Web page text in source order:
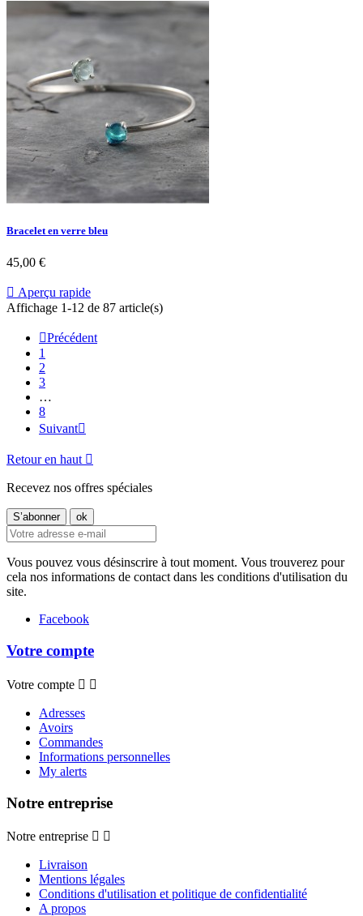
Bracelet en verre bleu
45,00 €
 Aperçu rapide
Affichage 1-12 de 87 article(s)
Précédent
1
2
3
…
8
Suivant
Retour en haut 
Recevez nos offres spéciales
Vous pouvez vous désinscrire à tout moment. Vous trouverez pour
cela nos informations de contact dans les conditions d'utilisation du
site.
Facebook
Votre compte
Votre compte  
Adresses
Avoirs
Commandes
Informations personnelles
My alerts
Notre entreprise
Notre entreprise  
Livraison
Mentions légales
Conditions d'utilisation et politique de confidentialité
A propos